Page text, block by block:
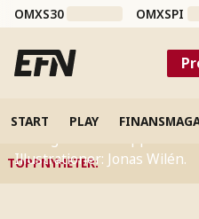
OMXS30 OMXSPI
START PLAY
TOPPNYHETER:
Bokcirkeln är
Illustrationer: Jonas Wilén.